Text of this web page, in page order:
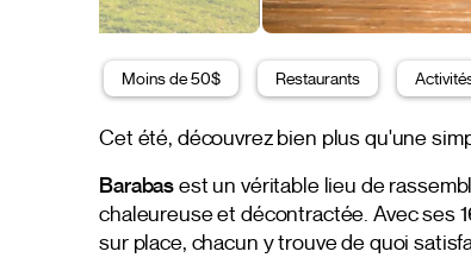
Moins de 50$ Restaurants
Cet été, découvrez bien plus qu'une
Barabasest un véritable lieu de
chaleureuse et décontractée. Avec ses
sur place, chacun y trouve de quoi